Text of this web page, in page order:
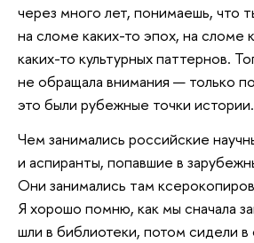
через много лет, понимаешь, что
на сломе каких-то эпох, на сломе
каких-то культурных паттернов.
не обращала внимания — только
это были рубежные точки истории.
Чем занимались российские
и аспиранты, попавшие в
Они занимались там
Я хорошо помню, как мы сначала
шли в библиотеки, потом сидели